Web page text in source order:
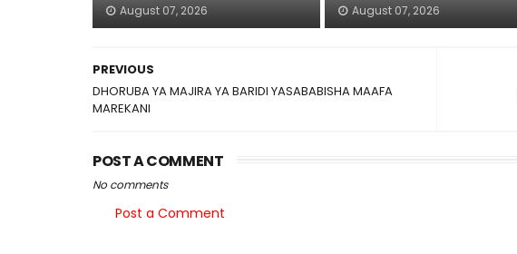
August 07, 2026 August 07, 2026
PREVIOUS
DHORUBA YA MAJIRA YA BARIDI YASABABISHA MAAFA
MAREKANI
POST A COMMENT
No comments
Post a Comment